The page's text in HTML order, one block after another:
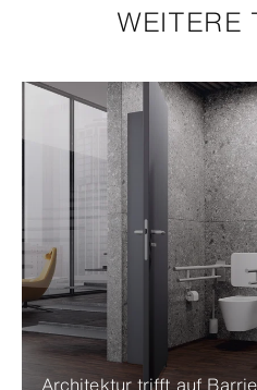
WEITERE
Architektur trifft auf